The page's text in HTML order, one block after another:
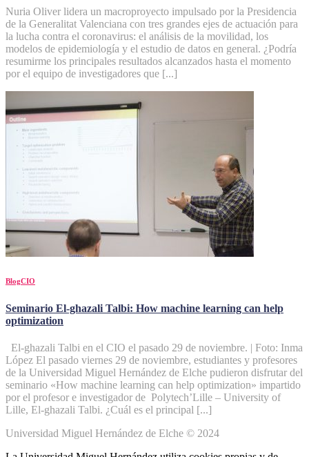
Nuria Oliver lidera un macroproyecto impulsado por la Presidencia
de la Generalitat Valenciana con tres grandes ejes de actuación para
la lucha contra el coronavirus: el análisis de la movilidad, los
modelos de epidemiología y el estudio de datos en general. ¿Podría
resumirme los principales resultados alcanzados hasta el momento
por el equipo de investigadores que [...]
BlogCIO
Seminario El-ghazali Talbi: How machine learning can help
optimization
El-ghazali Talbi en el CIO el pasado 29 de noviembre. | Foto: Inma
López El pasado viernes 29 de noviembre, estudiantes y profesores
de la Universidad Miguel Hernández de Elche pudieron disfrutar del
seminario «How machine learning can help optimization» impartido
por el profesor e investigador de Polytech’Lille – University of
Lille, El-ghazali Talbi. ¿Cuál es el principal [...]
Universidad Miguel Hernández de Elche © 2024